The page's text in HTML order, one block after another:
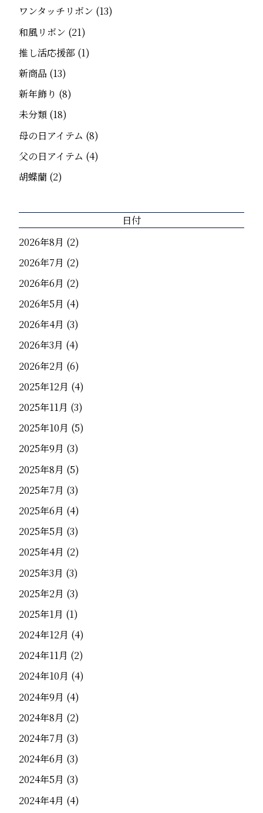
ワンタッチリボン (13)
和風リボン (21)
推し活応援部 (1)
新商品 (13)
新年飾り (8)
未分類 (18)
母の日アイテム (8)
父の日アイテム (4)
胡蝶蘭 (2)
日付
2026年8月 (2)
2026年7月 (2)
2026年6月 (2)
2026年5月 (4)
2026年4月 (3)
2026年3月 (4)
2026年2月 (6)
2025年12月 (4)
2025年11月 (3)
2025年10月 (5)
2025年9月 (3)
2025年8月 (5)
2025年7月 (3)
2025年6月 (4)
2025年5月 (3)
2025年4月 (2)
2025年3月 (3)
2025年2月 (3)
2025年1月 (1)
2024年12月 (4)
2024年11月 (2)
2024年10月 (4)
2024年9月 (4)
2024年8月 (2)
2024年7月 (3)
2024年6月 (3)
2024年5月 (3)
2024年4月 (4)